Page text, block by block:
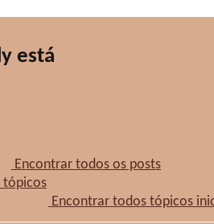
Encontrar todos os posts
Encontrar todos tópicos